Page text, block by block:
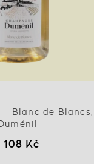
- Blanc de Blancs,
108 Kč